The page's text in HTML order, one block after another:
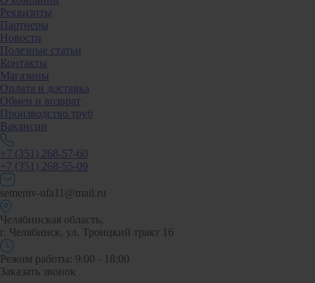
Реквизиты
Партнеры
Новости
Полезные статьи
Контакты
Магазины
Оплата и доставка
Обмен и возврат
Производство труб
Вакансии
+7 (351) 268-57-60
+7 (351) 268-55-09
semeniv-ufa11@mail.ru
Челябинская область,
г. Челябинск, ул. Троицкий тракт 16
Режим работы: 9:00 - 18:00
Заказать звонок